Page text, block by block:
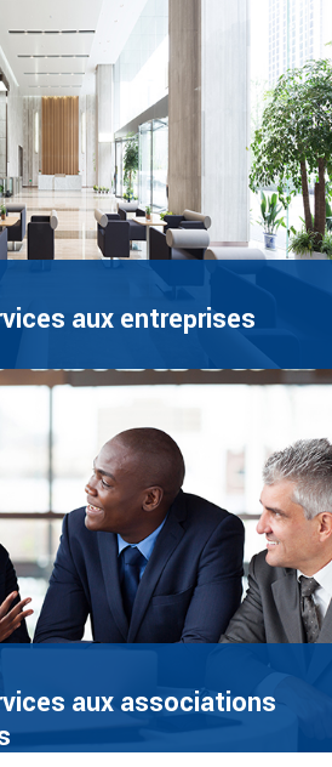
aux entreprises
aux associations